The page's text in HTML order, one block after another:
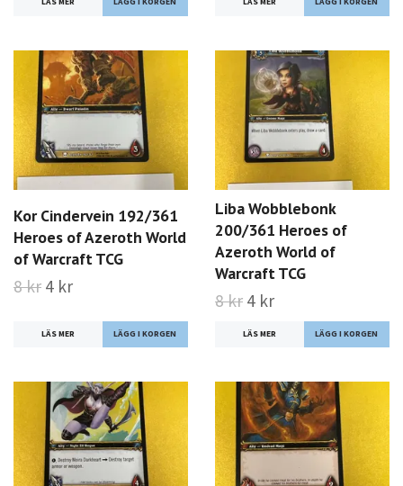
LÄS MER LÄS MER
Kor Cindervein 192/361
Heroes of Azeroth World
of Warcraft TCG
8 kr 4 kr
LÄS MER
Liba Wobblebonk
200/361 Heroes of
Azeroth World of
Warcraft TCG
8 kr 4 kr
LÄS MER